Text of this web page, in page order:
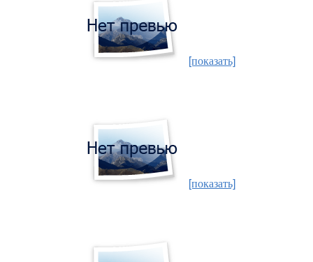
[показать]
[показать]